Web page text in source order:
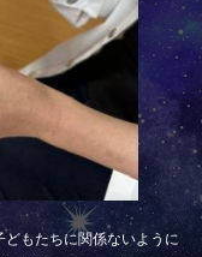
どもたちに関係ないように